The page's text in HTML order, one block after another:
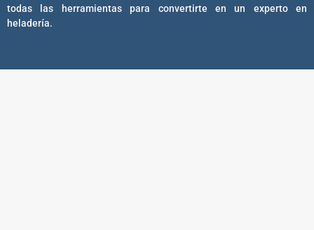
todas las herramientas para convertirte en un experto en
heladería.